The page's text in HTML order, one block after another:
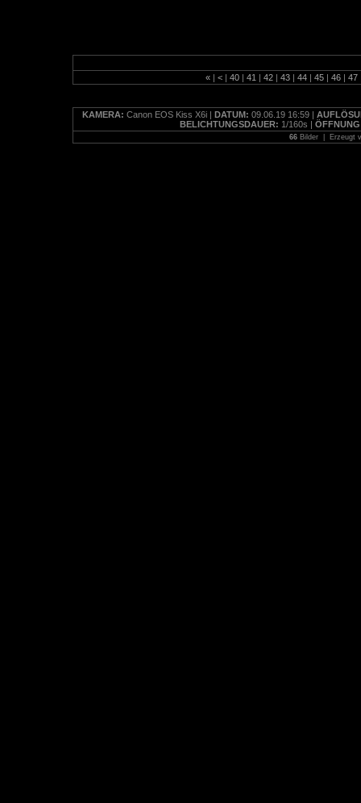
« | < | 40 | 41 | 42 | 43 | 44 | 45 | 46 | 47
KAMERA: Canon EOS Kiss X6i | DATUM: 09.06.19 16:59 |
BELICHTUNGSDAUER: 1/160s |
66 Bilder | Erzeugt